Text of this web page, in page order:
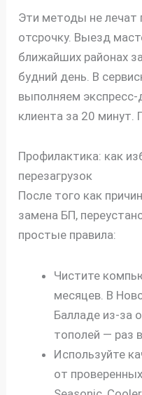
Эти методы не лечат
отсрочку. Выезд
ближайших районах
будний день. В
выполняем экспресс-
клиента за 20 минут.
Профилактика: как
перезагрузок
После того как
замена БП,
простые правила:
Чистите
месяцев. В
Балладе из-за
тополей — раз
Используйте
от